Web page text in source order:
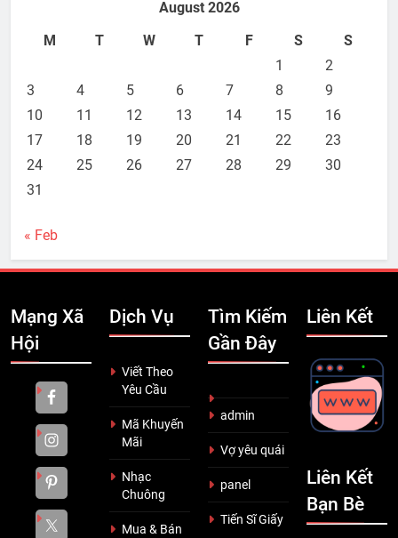
August 2026
M
T W T F S
S
1
2
3
4 5 6 7 8
9
10
11 12 13 14 15
16
17
18 19 20 21 22
23
24
25 26 27 28 29
30
31
« Feb
Mạng Xã
Hội
Dịch Vụ
Viết Theo
Yêu Cầu
Mã Khuyến
Mãi
Nhạc
Chuông
Mua & Bán
Tìm Kiếm
Gần Đây
admin
Vợ yêu quái
panel
Tiến Sĩ Giấy
Liên Kết
Liên Kết
Bạn Bè